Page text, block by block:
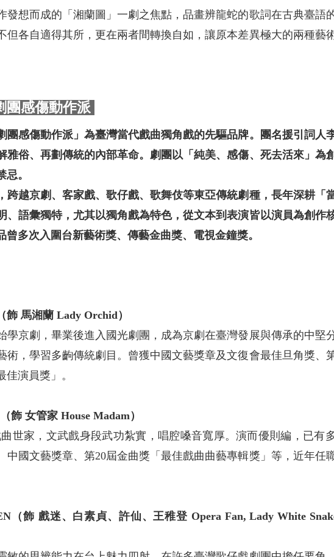
發想而成的「湘蘭圖」一劇之焦點，品畫辨龍蛇的歌詞在古典臺語
但各自適得其所，更在兩者間轉換自如，讓原本差異極大的兩種藝
團感傷動作派
團感傷動作派」為臺灣當代戲曲獨角戲的先驅品牌。團名援引詞人
雅俗、再劃傳統的內部革命。劇團以「純美、感傷、死去活來」為
。
跨越京劇、客家戲、歌仔戲、歌舞伎等東亞傳統劇種，長年深耕「
、語彙獨特，尤其以獨角戲為特色，從文本到表演皆以演員為創作
多次入圍台新藝術獎、傳藝金曲獎、電視金鐘獎。
馬湘蘭 Lady Orchid）
學京劇，畢業後進入國光劇團，成為京劇在臺灣發展與傳承的中堅
術，學習多齣傳統劇目。曾獲中國文藝獎章及文復會最佳旦角獎、
演員獎」。
飾 女管家 House Madam）
世家，文武戲身段武功紮實，唱腔嗓音寬厚。演而優則編，已有
中國文藝獎章、第20屆金曲獎「最佳戲曲曲藝專輯獎」等，近年任
（飾 戲迷、白素貞、許仙、王稚登 Opera Fan, Lady White